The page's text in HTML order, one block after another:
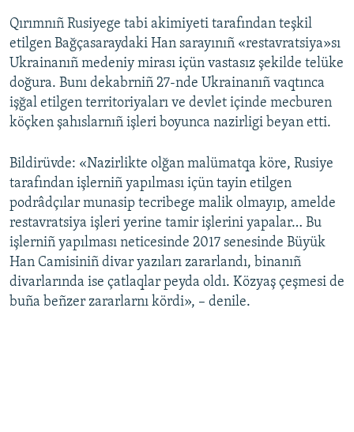
Qırımnıñ Rusiyege tabi akimiyeti tarafından teşkil
etilgen Bağçasaraydaki Han sarayınıñ «restavratsiya»sı
Ukrainanıñ medeniy mirası içün vastasız şekilde telüke
doğura. Bunı dekabrniñ 27-nde Ukrainanıñ vaqtınca
işğal etilgen territoriyaları ve devlet içinde mecburen
köçken şahıslarnıñ işleri boyunca nazirligi beyan etti.
Bildirüvde: «Nazirlikte olğan malümatqa köre, Rusiye
tarafından işlerniñ yapılması içün tayin etilgen
podrâdçılar munasip tecribege malik olmayıp, amelde
restavratsiya işleri yerine tamir işlerini yapalar… Bu
işlerniñ yapılması neticesinde 2017 senesinde Büyük
Han Camisiniñ divar yazıları zararlandı, binanıñ
divarlarında ise çatlaqlar peyda oldı. Közyaş çeşmesi de
buña beñzer zararlarnı kördi», – denile.